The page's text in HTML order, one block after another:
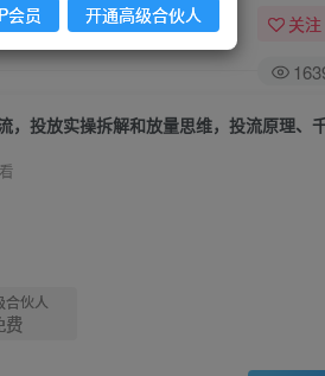
关注
，投放实操拆解和放量思维，投流原理、
合伙人
费
会员 开通高级合伙人